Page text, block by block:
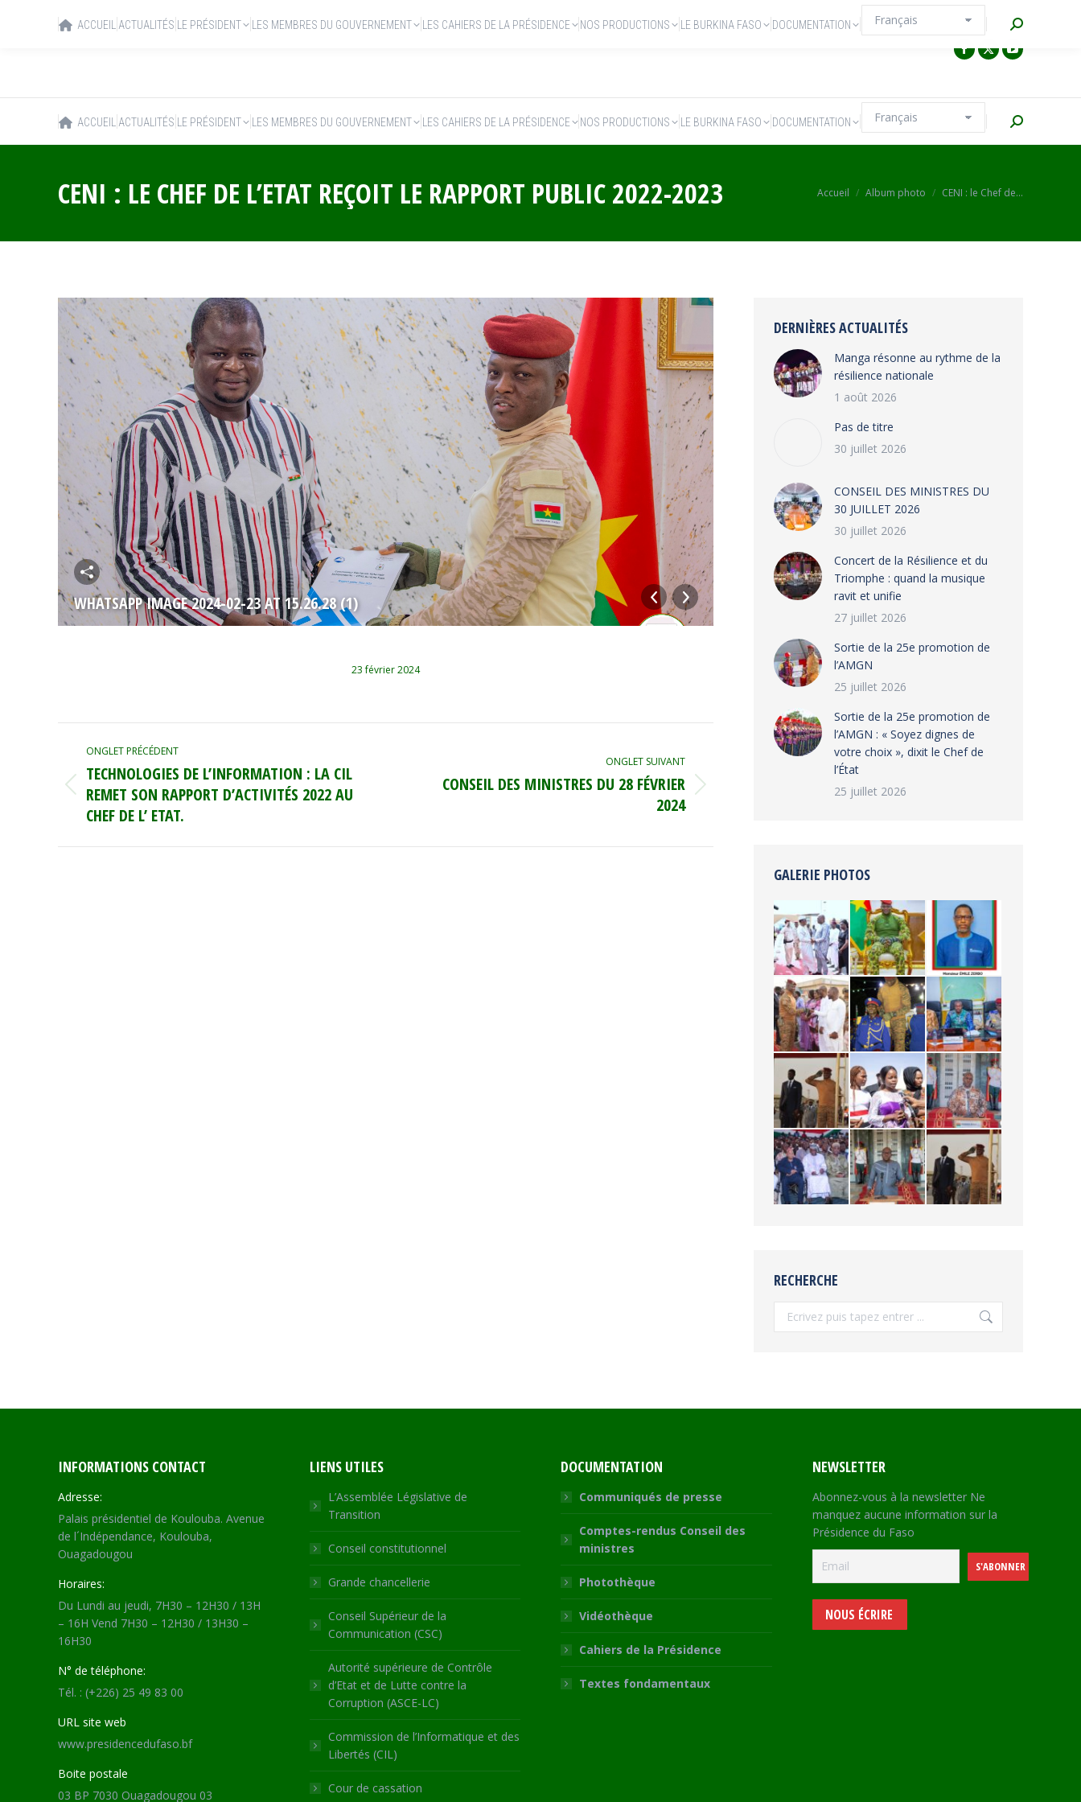
ACCUEIL ACTUALITÉS LE PRÉSIDENT LES MEMBRES DU GOUVERNEMENT LES CAHIERS DE LA PRÉSIDENCE NOS PRODUCTIONS LE BURKINA FASO DOCUMENTATION Recherche
CENI : LE CHEF DE L’ETAT REÇOIT LE RAPPORT PUBLIC 2022-2023 Vous êtes ici :
Accueil Album photo CENI : le Chef de…
WHATSAPP IMAGE 2024-02-23 AT 15.26.28 (1) WHATSAPP IMAGE 2024-02-23 AT 15.26.28
23 février 2024
NAVIGATION
DE
COMMENTAIRE
ONGLET PRÉCÉDENT
Onglet
précédent
TECHNOLOGIES DE L’INFORMATION : LA CIL
REMET SON RAPPORT D’ACTIVITÉS 2022 AU
CHEF DE L’ ETAT.
ONGLET SUIVANT
OngletCONSEIL DES MINISTRES DU 28 FÉVRIER
2024
DERNIÈRES ACTUALITÉS
Manga résonne au rythme de la
résilience nationale
1 août 2026
Pas de titre
30 juillet 2026
CONSEIL DES MINISTRES DU
30 JUILLET 2026
30 juillet 2026
‎​Concert de la Résilience et du
Triomphe : quand la musique
ravit et unifie
27 juillet 2026
‎Sortie de la 25e promotion de
l’AMGN
25 juillet 2026
‎Sortie de la 25e promotion de
l’AMGN : « Soyez dignes de
votre choix », dixit le Chef de
l’État
25 juillet 2026
GALERIE PHOTOS
RECHERCHE
Recherche
INFORMATIONS CONTACT
Adresse:
Palais présidentiel de Koulouba. Avenue
de l´Indépendance, Koulouba,
Ouagadougou
Horaires:
Du Lundi au jeudi, 7H30 – 12H30 / 13H
– 16H Vend 7H30 – 12H30 / 13H30 –
16H30
N° de téléphone:
Tél. : (+226) 25 49 83 00
URL site web
www.presidencedufaso.bf
Boite postale
03 BP 7030 Ouagadougou 03
LIENS UTILES
L’Assemblée Législative de
Transition
Conseil constitutionnel
Grande chancellerie
Conseil Supérieur de la
Communication (CSC)
Autorité supérieure de Contrôle
d’Etat et de Lutte contre la
Corruption (ASCE-LC)
Commission de l’Informatique et des
Libertés (CIL)
Cour de cassation
DOCUMENTATION
Communiqués de presse
Comptes-rendus Conseil des
ministres
Photothèque
Vidéothèque
Cahiers de la Présidence
Textes fondamentaux
NEWSLETTER
Abonnez-vous à la newsletter Ne
manquez aucune information sur la
Présidence du Faso
NOUS ÉCRIRE
ACCUEIL ACTUALITÉS LE PRÉSIDENT LES MEMBRES DU GOUVERNEMENT LES CAHIERS DE LA PRÉSIDENCE NOS PRODUCTIONS LE BURKINA FASO DOCUMENTATION Recherche